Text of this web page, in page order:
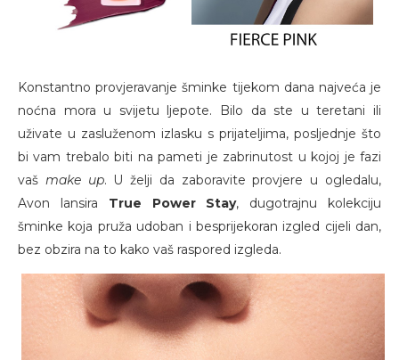
Konstantno provjeravanje šminke tijekom dana najveća je
noćna mora u svijetu ljepote. Bilo da ste u teretani ili
uživate u zasluženom izlasku s prijateljima, posljednje što
bi vam trebalo biti na pameti je zabrinutost u kojoj je fazi
vaš make up. U želji da zaboravite provjere u ogledalu,
Avon lansira True Power Stay, dugotrajnu kolekciju
šminke koja pruža udoban i besprijekoran izgled cijeli dan,
bez obzira na to kako vaš raspored izgleda.